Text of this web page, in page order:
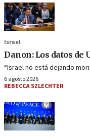
Israel
Danon: Los datos de
“Israel no está dejando
6 agosto 2026
REBECCA SZLECHTER